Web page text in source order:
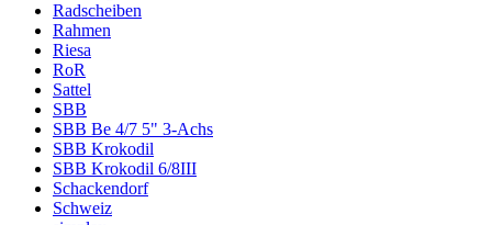
Radscheiben
Rahmen
Riesa
RoR
Sattel
SBB
SBB Be 4/7 5" 3-Achs
SBB Krokodil
SBB Krokodil 6/8III
Schackendorf
Schweiz